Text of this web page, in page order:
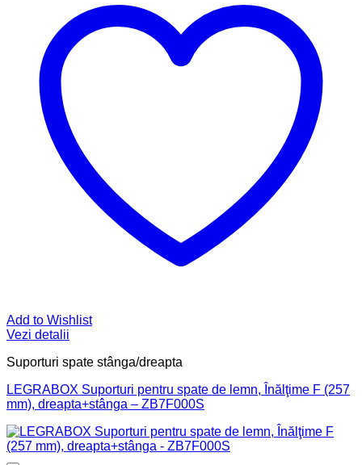
Add to Wishlist
Vezi detalii
Suporturi spate stânga/dreapta
LEGRABOX Suporturi pentru spate de lemn, Înălţime F (257
mm), dreapta+stânga – ZB7F000S